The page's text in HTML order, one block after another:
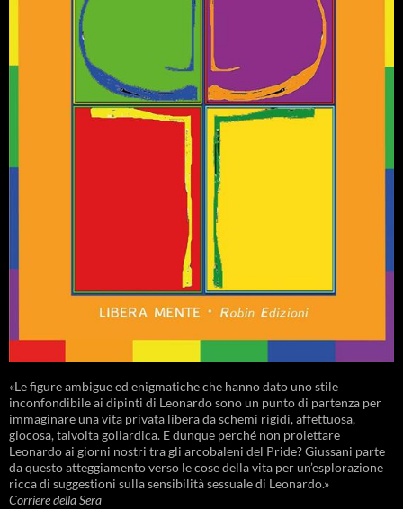
«Le figure ambigue ed enigmatiche che hanno dato uno stile
inconfondibile ai dipinti di Leonardo sono un punto di partenza per
immaginare una vita privata libera da schemi rigidi, affettuosa,
giocosa, talvolta goliardica. E dunque perché non proiettare
Leonardo ai giorni nostri tra gli arcobaleni del Pride? Giussani parte
da questo atteggiamento verso le cose della vita per un’esplorazione
ricca di suggestioni sulla sensibilità sessuale di Leonardo.»
Corriere della Sera